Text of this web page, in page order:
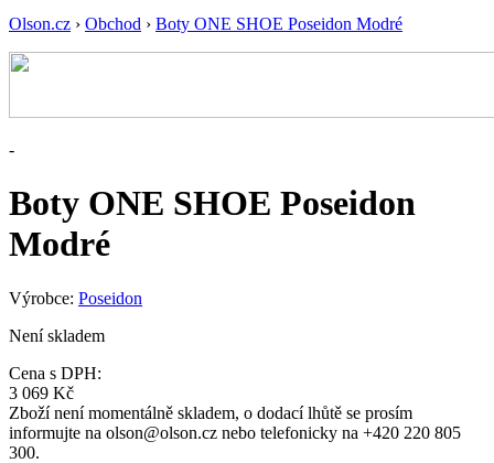
Olson.cz › Obchod › Boty ONE SHOE Poseidon Modré
-
Boty ONE SHOE Poseidon
Modré
Výrobce: Poseidon
Není skladem
Cena s DPH:
3 069 Kč
Zboží není momentálně skladem, o dodací lhůtě se prosím
informujte na olson@olson.cz nebo telefonicky na +420 220 805
300.